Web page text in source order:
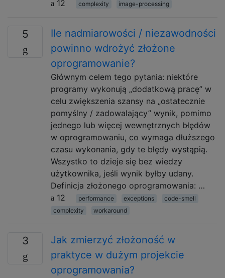
12 complexity image-processing
5
Ile nadmiarowości / niezawodności
powinno wdrożyć złożone
oprogramowanie?
Głównym celem tego pytania: niektóre
programy wykonują „dodatkową pracę” w
celu zwiększenia szansy na „ostatecznie
pomyślny / zadowalający” wynik, pomimo
jednego lub więcej wewnętrznych błędów
w oprogramowaniu, co wymaga dłuższego
czasu wykonania, gdy te błędy wystąpią.
Wszystko to dzieje się bez wiedzy
użytkownika, jeśli wynik byłby udany.
Definicja złożonego oprogramowania: …
12
performance exceptions
code-smell
complexity
workaround
3
Jak zmierzyć złożoność w
praktyce w dużym projekcie
oprogramowania?